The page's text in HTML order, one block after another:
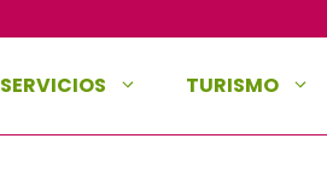
SERVICIOS TURISMO